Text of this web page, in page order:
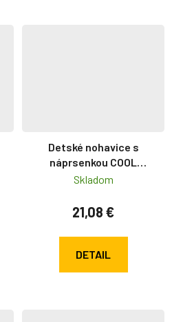
Detské nohavice s
náprsenkou COOL
TREND - Modro
Skladom
21,08 €
DETAIL